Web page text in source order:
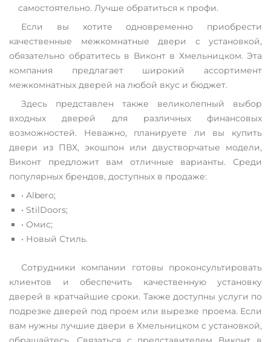
самостоятельно. Лучше обратиться к профи.
Если вы хотите одновременно приобрести
качественные межкомнатные двери с установкой,
обязательно обратитесь в Виконт в Хмельницком. Эта
компания предлагает широкий ассортимент
межкомнатных дверей на любой вкус и бюджет.
Здесь представлен также великолепный выбор
входных дверей для различных финансовых
возможностей. Неважно, планируете ли вы купить
двери из ПВХ, экошпон или двустворчатые модели,
Виконт предложит вам отличные варианты. Среди
популярных брендов, доступных в продаже:
• Albero;
• StilDoors;
• Омис;
• Новый Стиль.
Сотрудники компании готовы проконсультировать
клиентов и обеспечить качественную установку
дверей в кратчайшие сроки. Также доступны услуги по
подрезке дверей под проем или вырезке проема. Если
вам нужны лучшие двери в Хмельницком с установкой,